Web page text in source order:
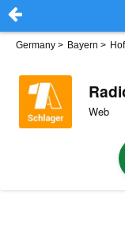
Germany > Bayern > Hof
Web